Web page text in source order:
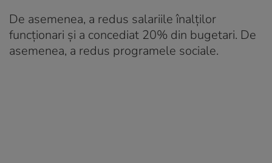
De asemenea, a redus salariile înalților
funcționari și a concediat 20% din bugetari. De
asemenea, a redus programele sociale.